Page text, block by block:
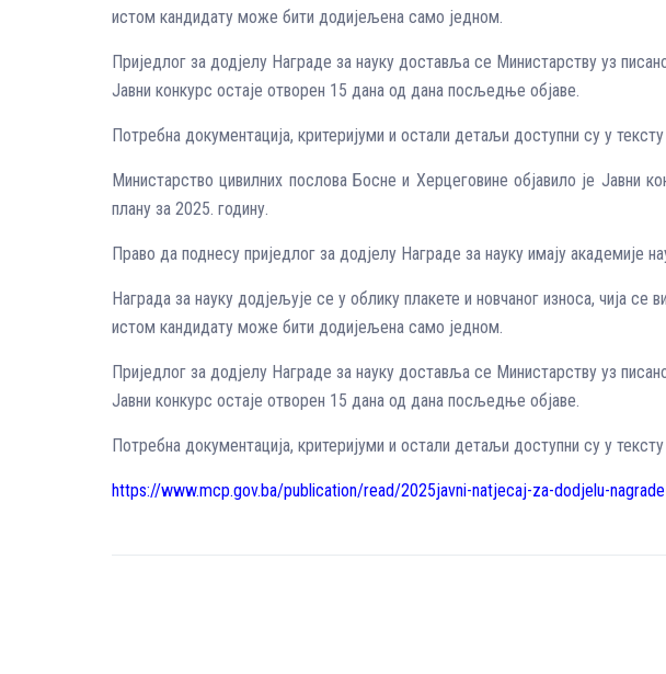
истом кандидату може бити додијељена само једном.
Приједлог за додјелу Награде за науку доставља се Министарству уз
Јавни конкурс остаје отворен 15 дана од дана посљедње објаве.
Потребна документација, критеријуми и остали детаљи доступни су у
Министарство цивилних послова Босне и Херцеговине објавило је Јавни
плану за 2025. годину.
Право да поднесу приједлог за додјелу Награде за науку имају академије
Награда за науку додјељује се у облику плакете и новчаног износа, чија
истом кандидату може бити додијељена само једном.
Приједлог за додјелу Награде за науку доставља се Министарству уз
Јавни конкурс остаје отворен 15 дана од дана посљедње објаве.
Потребна документација, критеријуми и остали детаљи доступни су у
https://www.mcp.gov.ba/publication/read/2025javni-natjecaj-za-dodjelu-